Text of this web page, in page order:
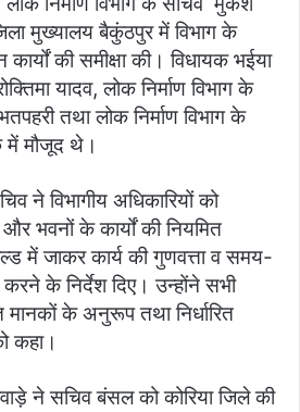
मुख्यालय बैकुंठपुर में विभाग के
कार्यों की समीक्षा की। विधायक भईया
यादव, लोक निर्माण विभाग के
तथा लोक निर्माण विभाग के
में मौजूद थे।
ने विभागीय अधिकारियों को
और भवनों के कार्यों की नियमित
में जाकर कार्य की गुणवत्ता व समय-
करने के निर्देश दिए। उन्होंने सभी
मानकों के अनुरूप तथा निर्धारित
कहा।
ने सचिव बंसल को कोरिया जिले की